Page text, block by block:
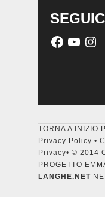
TORNA A INIZIO
Privacy Policy •
Privacy• © 2014
PROGETTO
LANGHE.NET